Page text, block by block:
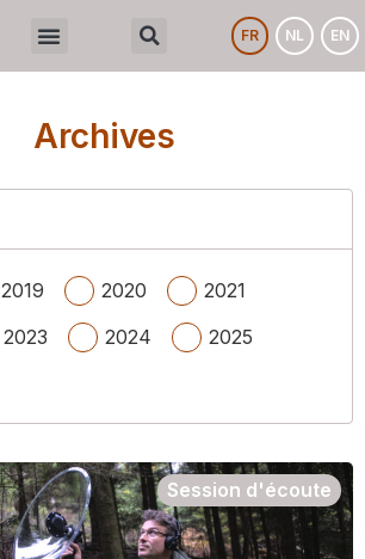
FR NL EN
Archives
2019 2020
2021
2023 2024
2025
Session d'écoute